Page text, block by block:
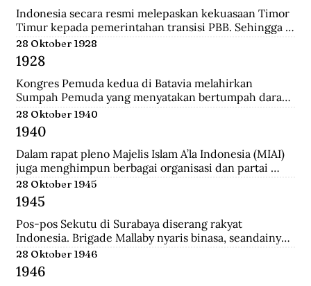
Indonesia secara resmi melepaskan kekuasaan Timor
Timur kepada pemerintahan transisi PBB. Sehingga
kini wilayah tersebut bukan lagi bagian dari provinsi
Indonesia.
28 Oktober 1928
1928
Kongres Pemuda kedua di Batavia melahirkan
Sumpah Pemuda yang menyatakan bertumpah darah
satu tanah air Indonesia, berbangsa satu bangsa
Indonesia, dan menjunjung bahasa persatuan bahasa
Indonesia.
28 Oktober 1940
1940
Dalam rapat pleno Majelis Islam A’la Indonesia (MIAI)
juga menghimpun berbagai organisasi dan partai
Islam untuk mengajukan mosi kepada pemerintah.
Gabungan Politik Indonesia (GAPI) menyatakan
dukungannya atas langkah-langkah MIAI. Pemerintah
akhirnya memperhatikan tuntutan MIAI dan GAPI.
28 Oktober 1945
1945
Pos-pos Sekutu di Surabaya diserang rakyat
Indonesia. Brigade Mallaby nyaris binasa, seandainya
pemimpin-pemimpin Indonesia tidak segera
memerintahkan penghentian tembak-menembak.
28 Oktober 1946
1946